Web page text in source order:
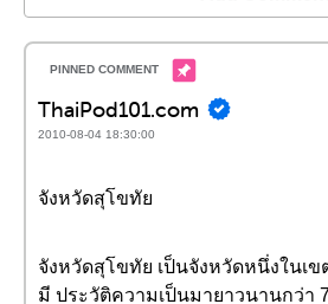
ThaiPod101.com
2010-08-04 18:30:00
จังหวัดสุโขทัย
จังหวัดสุโขทัย เป็นจังหวัดหนึ่งในเ
มี ประวัติความเป็นมายาวนานกว่า